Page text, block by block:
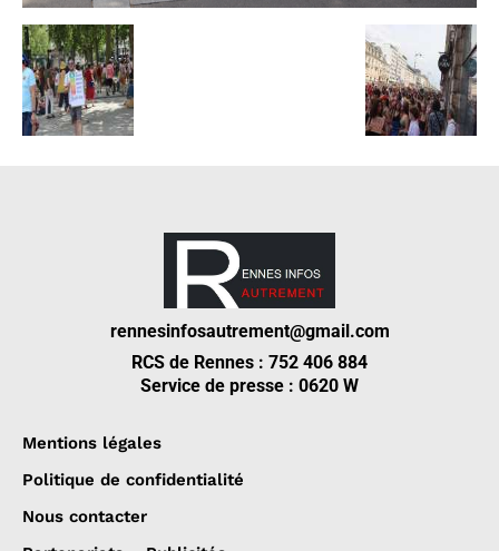
rennesinfosautrement@gmail.com
RCS de Rennes : 752 406 884
Service de presse : 0620 W
Mentions légales
Politique de confidentialité
Nous contacter